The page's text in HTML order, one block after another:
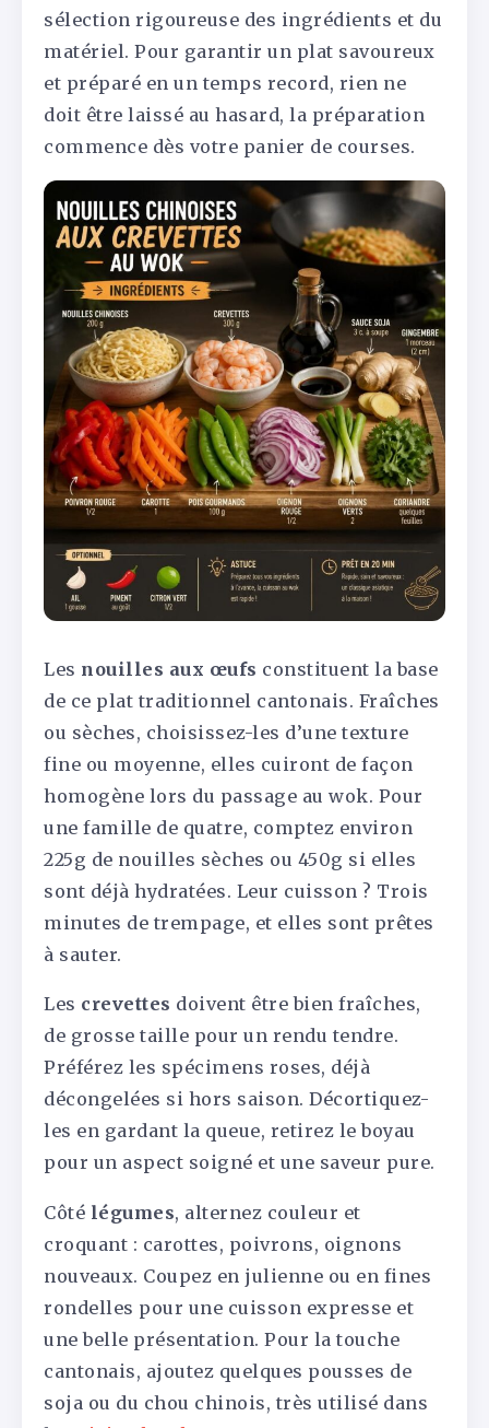
sélection rigoureuse des ingrédients et du
matériel. Pour garantir un plat savoureux
et préparé en un temps record, rien ne
doit être laissé au hasard, la préparation
commence dès votre panier de courses.
Les nouilles aux œufs constituent la base
de ce plat traditionnel cantonais. Fraîches
ou sèches, choisissez-les d’une texture
fine ou moyenne, elles cuiront de façon
homogène lors du passage au wok. Pour
une famille de quatre, comptez environ
225g de nouilles sèches ou 450g si elles
sont déjà hydratées. Leur cuisson ? Trois
minutes de trempage, et elles sont prêtes
à sauter.
Les crevettes doivent être bien fraîches,
de grosse taille pour un rendu tendre.
Préférez les spécimens roses, déjà
décongelées si hors saison. Décortiquez-
les en gardant la queue, retirez le boyau
pour un aspect soigné et une saveur pure.
Côté légumes, alternez couleur et
croquant : carottes, poivrons, oignons
nouveaux. Coupez en julienne ou en fines
rondelles pour une cuisson expresse et
une belle présentation. Pour la touche
cantonais, ajoutez quelques pousses de
soja ou du chou chinois, très utilisé dans